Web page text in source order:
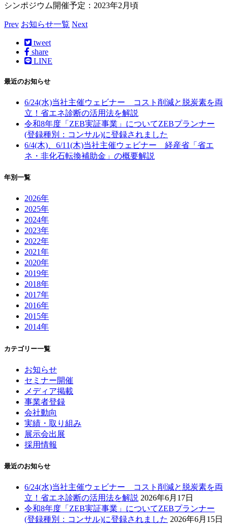
シンポジウム開催予定：2023年2月頃
Prev お知らせ一覧 Next
tweet
share
LINE
最近のお知らせ
6/24(水)当社主催ウェビナー コスト削減と脱炭素を両
立！省エネ診断の活用法を解説
令和8年度「ZEB実証事業」についてZEBプランナー
(登録種別：コンサル)に登録されました
6/4(木)、6/11(木)当社主催ウェビナー 経産省「省エ
ネ・非化石転換補助金」の概要解説
年別一覧
2026年
2025年
2024年
2023年
2022年
2021年
2020年
2019年
2018年
2017年
2016年
2015年
2014年
カテゴリー一覧
お知らせ
セミナー開催
メディア掲載
事業者登録
会社動向
実績・取り組み
展示会出展
採用情報
最近のお知らせ
6/24(水)当社主催ウェビナー コスト削減と脱炭素を両
立！省エネ診断の活用法を解説 2026年6月17日
令和8年度「ZEB実証事業」についてZEBプランナー
(登録種別：コンサル)に登録されました 2026年6月15日